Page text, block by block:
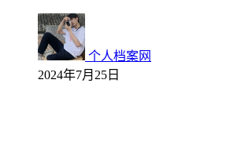
个人档案网
2024年7月25日